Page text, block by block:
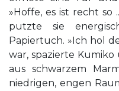
»Hoffe, es ist recht so
putzte sie
Papiertuch. »Ich hol
war, spazierte Kumiko
aus schwarzem
niedrigen, engen